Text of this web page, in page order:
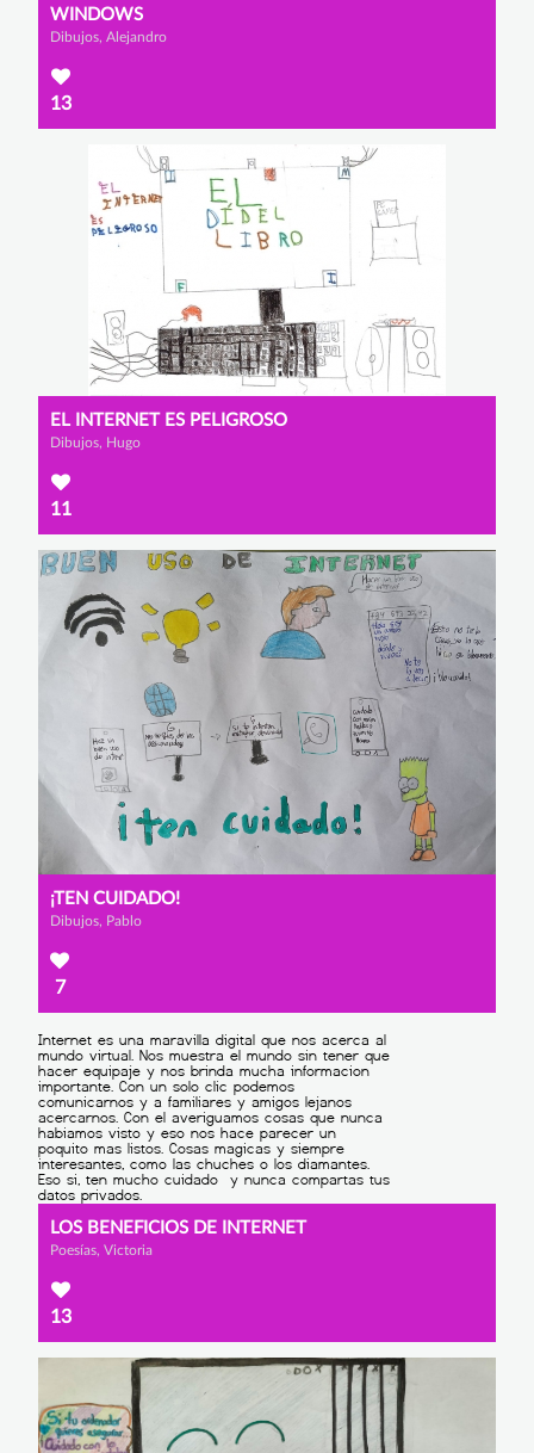
WINDOWS
Dibujos, Alejandro
13
EL INTERNET ES PELIGROSO
Dibujos, Hugo
11
¡TEN CUIDADO!
Dibujos, Pablo
7
LOS BENEFICIOS DE INTERNET
Poesías, Victoria
13